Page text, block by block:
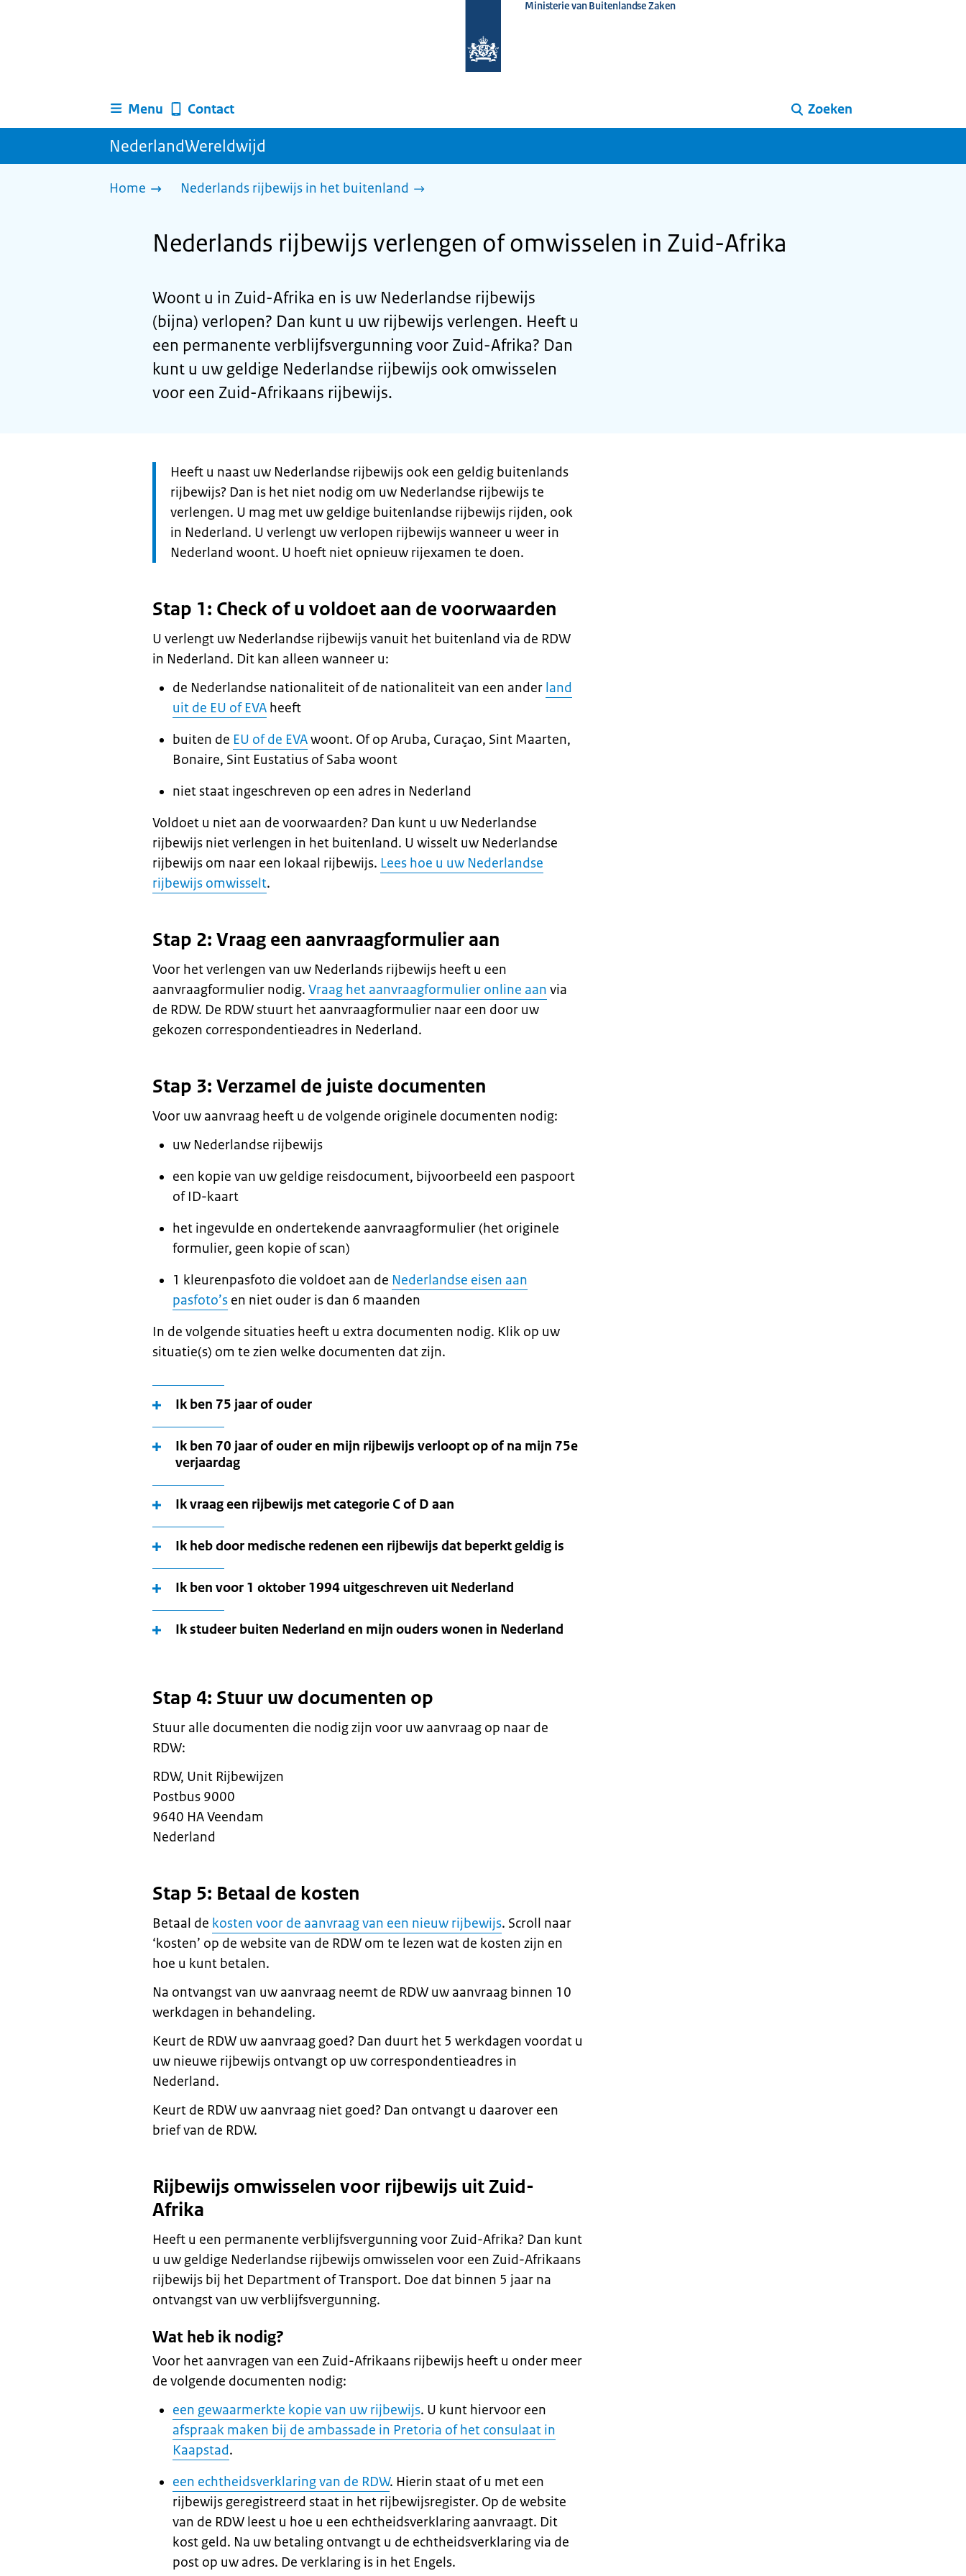
homepage
Ministerie van Buitenlandse Zaken
Menu Contact Zoeken
NederlandWereldwijd
Home Nederlands rijbewijs in het buitenland
Nederlands rijbewijs verlengen of omwisselen in Zuid-Afrika
Woont u in Zuid-Afrika en is uw Nederlandse rijbewijs
(bijna) verlopen? Dan kunt u uw rijbewijs verlengen. Heeft u
een permanente verblijfsvergunning voor Zuid-Afrika? Dan
kunt u uw geldige Nederlandse rijbewijs ook omwisselen
voor een Zuid-Afrikaans rijbewijs.
Let
op:
Heeft u naast uw Nederlandse rijbewijs ook een geldig buitenlands
rijbewijs? Dan is het niet nodig om uw Nederlandse rijbewijs te
verlengen. U mag met uw geldige buitenlandse rijbewijs rijden, ook
in Nederland. U verlengt uw verlopen rijbewijs wanneer u weer in
Nederland woont. U hoeft niet opnieuw rijexamen te doen.
Stap 1: Check of u voldoet aan de voorwaarden
U verlengt uw Nederlandse rijbewijs vanuit het buitenland via de RDW
in Nederland. Dit kan alleen wanneer u:
de Nederlandse nationaliteit of de nationaliteit van een ander land
uit de EU of EVA heeft
buiten de EU of de EVAwoont. Of op Aruba, Curaçao, Sint Maarten,
Bonaire, Sint Eustatius of Saba woont
niet staat ingeschreven op een adres in Nederland
Voldoet u niet aan de voorwaarden? Dan kunt u uw Nederlandse
rijbewijs niet verlengen in het buitenland. U wisselt uw Nederlandse
rijbewijs om naar een lokaal rijbewijs. Lees hoe u uw Nederlandse
rijbewijs omwisselt.
Stap 2: Vraag een aanvraagformulier aan
Voor het verlengen van uw Nederlands rijbewijs heeft u een
aanvraagformulier nodig. Vraag het aanvraagformulier online aan via
de RDW. De RDW stuurt het aanvraagformulier naar een door uw
gekozen correspondentieadres in Nederland.
Stap 3: Verzamel de juiste documenten
Voor uw aanvraag heeft u de volgende originele documenten nodig:
uw Nederlandse rijbewijs
een kopie van uw geldige reisdocument, bijvoorbeeld een paspoort
of ID-kaart
het ingevulde en ondertekende aanvraagformulier (het originele
formulier, geen kopie of scan)
1 kleurenpasfoto die voldoet aan de Nederlandse eisen aan
pasfoto’s en niet ouder is dan 6 maanden
In de volgende situaties heeft u extra documenten nodig. Klik op uw
situatie(s) om te zien welke documenten dat zijn.
Ik ben 75 jaar of ouder
Ik ben 70 jaar of ouder en mijn rijbewijs verloopt op of na mijn 75e
verjaardag
Ik vraag een rijbewijs met categorie C of D aan
Ik heb door medische redenen een rijbewijs dat beperkt geldig is
Ik ben voor 1 oktober 1994 uitgeschreven uit Nederland
Ik studeer buiten Nederland en mijn ouders wonen in Nederland
Stap 4: Stuur uw documenten op
Stuur alle documenten die nodig zijn voor uw aanvraag op naar de
RDW:
RDW, Unit Rijbewijzen
Postbus 9000
9640 HA Veendam
Nederland
Stap 5: Betaal de kosten
Betaal de kosten voor de aanvraag van een nieuw rijbewijs. Scroll naar
‘kosten’ op de website van de RDW om te lezen wat de kosten zijn en
hoe u kunt betalen.
Na ontvangst van uw aanvraag neemt de RDW uw aanvraag binnen 10
werkdagen in behandeling.
Keurt de RDW uw aanvraag goed? Dan duurt het 5 werkdagen voordat u
uw nieuwe rijbewijs ontvangt op uw correspondentieadres in
Nederland.
Keurt de RDW uw aanvraag niet goed? Dan ontvangt u daarover een
brief van de RDW.
Rijbewijs omwisselen voor rijbewijs uit Zuid-
Afrika
Heeft u een permanente verblijfsvergunning voor Zuid-Afrika? Dan kunt
u uw geldige Nederlandse rijbewijs omwisselen voor een Zuid-Afrikaans
rijbewijs bij het Department of Transport. Doe dat binnen 5 jaar na
ontvangst van uw verblijfsvergunning.
Wat heb ik nodig?
Voor het aanvragen van een Zuid-Afrikaans rijbewijs heeft u onder meer
de volgende documenten nodig:
een gewaarmerkte kopie van uw rijbewijs. U kunt hiervoor een
afspraak maken bij de ambassade in Pretoria of het consulaat in
Kaapstad.
een echtheidsverklaring van de RDW. Hierin staat of u met een
rijbewijs geregistreerd staat in het rijbewijsregister. Op de website
van de RDW leest u hoe u een echtheidsverklaring aanvraagt. Dit
kost geld. Na uw betaling ontvangt u de echtheidsverklaring via de
post op uw adres. De verklaring is in het Engels.